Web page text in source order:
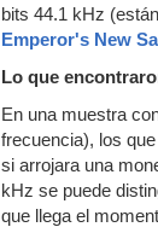
bits 44.1 kHz
Emperor's New
Lo que
En una muestra
frecuencia), los
si arrojara una
kHz se puede
que llega el